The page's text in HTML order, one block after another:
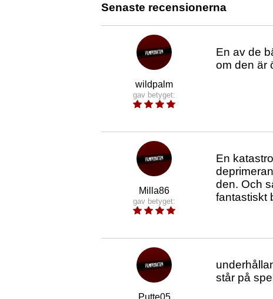
Senaste recensionerna
wildpalm
gav betyget:
En av de
om den är
Milla86
gav betyget:
En
den. Och
fantastiskt
Putte05
står på